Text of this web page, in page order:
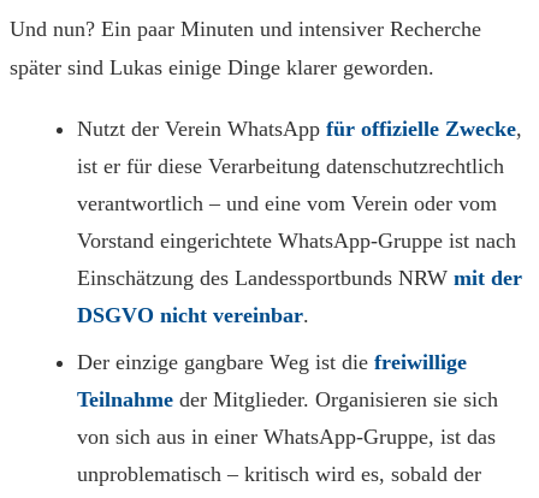
Und nun? Ein paar Minuten und intensiver Recherche
später sind Lukas einige Dinge klarer geworden.
Nutzt der Verein WhatsApp für offizielle Zwecke,
ist er für diese Verarbeitung datenschutzrechtlich
verantwortlich – und eine vom Verein oder vom
Vorstand eingerichtete WhatsApp-Gruppe ist nach
Einschätzung des Landessportbunds NRW mit der
DSGVO nicht vereinbar.
Der einzige gangbare Weg ist die freiwillige
Teilnahme der Mitglieder. Organisieren sie sich
von sich aus in einer WhatsApp-Gruppe, ist das
unproblematisch – kritisch wird es, sobald der